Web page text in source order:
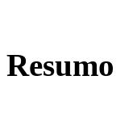
Resumo